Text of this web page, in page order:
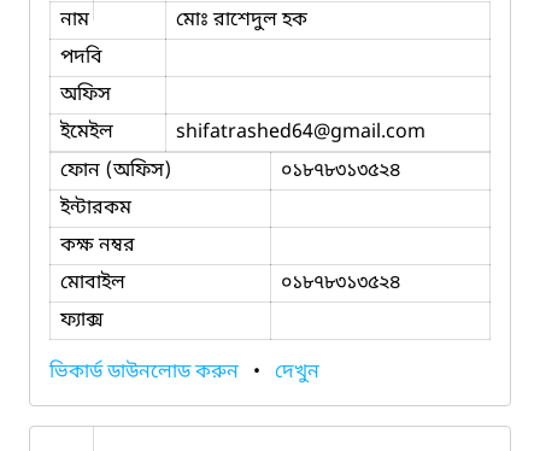
নাম
মোঃ রাশেদুল হক
পদবি
অফিস
ইমেইল
shifatrashed64@gmail.com
ফোন (অফিস)
০১৮৭৮৩১৩৫২৪
ইন্টারকম
কক্ষ নম্বর
মোবাইল
০১৮৭৮৩১৩৫২৪
ফ্যাক্স
ভিকার্ড ডাউনলোড করুন • দেখুন